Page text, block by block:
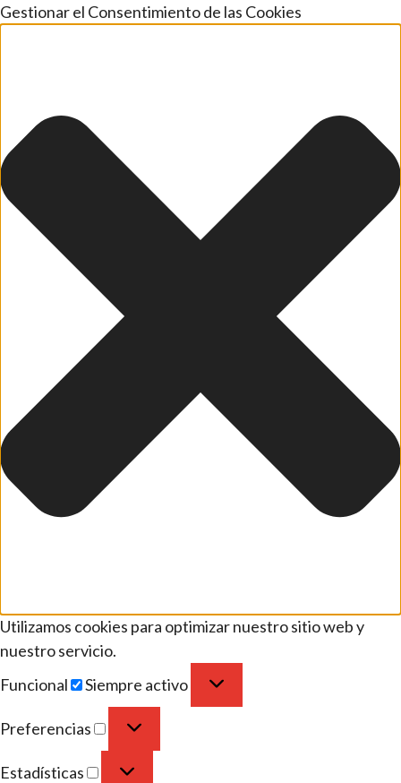
Gestionar el Consentimiento de las Cookies
Utilizamos cookies para optimizar nuestro sitio web y
nuestro servicio.
Funcional
Siempre activo
Preferencias
Estadísticas